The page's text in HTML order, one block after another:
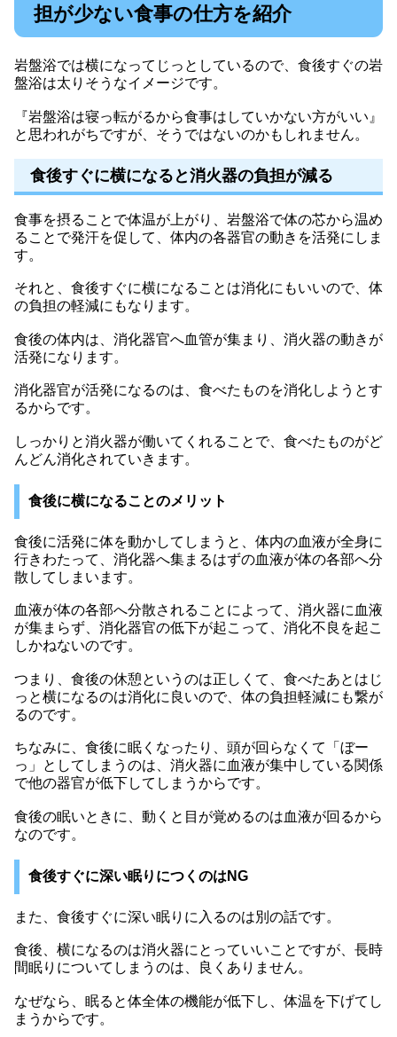
担が少ない食事の仕方を紹介
岩盤浴では横になってじっとしているので、食後すぐの岩
盤浴は太りそうなイメージです。
『岩盤浴は寝っ転がるから食事はしていかない方がいい』
と思われがちですが、そうではないのかもしれません。
食後すぐに横になると消火器の負担が減る
食事を摂ることで体温が上がり、岩盤浴で体の芯から温め
ることで発汗を促して、体内の各器官の動きを活発にしま
す。
それと、食後すぐに横になることは消化にもいいので、体
の負担の軽減にもなります。
食後の体内は、消化器官へ血管が集まり、消火器の動きが
活発になります。
消化器官が活発になるのは、食べたものを消化しようとす
るからです。
しっかりと消火器が働いてくれることで、食べたものがど
んどん消化されていきます。
食後に横になることのメリット
食後に活発に体を動かしてしまうと、体内の血液が全身に
行きわたって、消化器へ集まるはずの血液が体の各部へ分
散してしまいます。
血液が体の各部へ分散されることによって、消火器に血液
が集まらず、消化器官の低下が起こって、消化不良を起こ
しかねないのです。
つまり、食後の休憩というのは正しくて、食べたあとはじ
っと横になるのは消化に良いので、体の負担軽減にも繋が
るのです。
ちなみに、食後に眠くなったり、頭が回らなくて「ぼー
っ」としてしまうのは、消火器に血液が集中している関係
で他の器官が低下してしまうからです。
食後の眠いときに、動くと目が覚めるのは血液が回るから
なのです。
食後すぐに深い眠りにつくのはNG
また、食後すぐに深い眠りに入るのは別の話です。
食後、横になるのは消火器にとっていいことですが、長時
間眠りについてしまうのは、良くありません。
なぜなら、眠ると体全体の機能が低下し、体温を下げてし
まうからです。